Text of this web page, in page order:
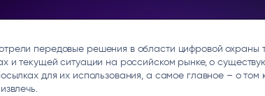
передовые решения в области цифровой охраны
и текущей ситуации на российском рынке, о
для их использования, а самое главное – о том